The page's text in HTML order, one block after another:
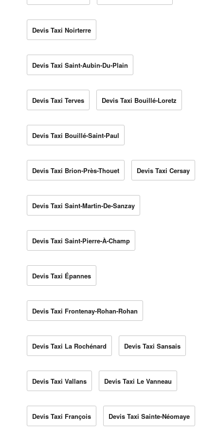
Devis Taxi Noirterre
Devis Taxi Saint-Aubin-Du-Plain
Devis Taxi Terves Devis Taxi Bouillé-Loretz
Devis Taxi Bouillé-Saint-Paul
Devis Taxi Brion-Près-Thouet Devis Taxi Cersay
Devis Taxi Saint-Martin-De-Sanzay
Devis Taxi Saint-Pierre-À-Champ
Devis Taxi Épannes
Devis Taxi Frontenay-Rohan-Rohan
Devis Taxi La Rochénard Devis Taxi Sansais
Devis Taxi Vallans Devis Taxi Le Vanneau
Devis Taxi François Devis Taxi Sainte-Néomaye